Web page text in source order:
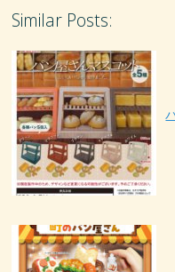
Similar Posts: